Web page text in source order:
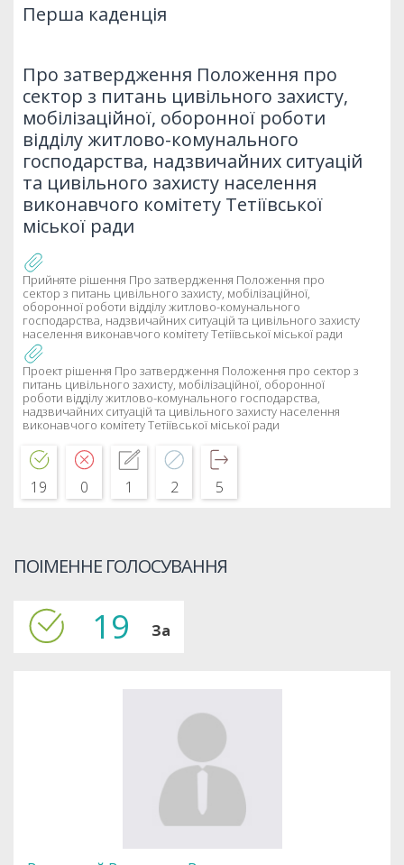
Перша каденція
Про затвердження Положення про
сектор з питань цивільного захисту,
мобілізаційної, оборонної роботи
відділу житлово-комунального
господарства, надзвичайних ситуацій
та цивільного захисту населення
виконавчого комітету Тетіївської
міської ради
Прийняте рішення Про затвердження Положення про
сектор з питань цивільного захисту, мобілізаційної,
оборонної роботи відділу житлово-комунального
господарства, надзвичайних ситуацій та цивільного захисту
населення виконавчого комітету Тетіївської міської ради
Проект рішення Про затвердження Положення про сектор з
питань цивільного захисту, мобілізаційної, оборонної
роботи відділу житлово-комунального господарства,
надзвичайних ситуацій та цивільного захисту населення
виконавчого комітету Тетіївської міської ради
19 0 1 2 5
ПОІМЕННЕ ГОЛОСУВАННЯ
19 За